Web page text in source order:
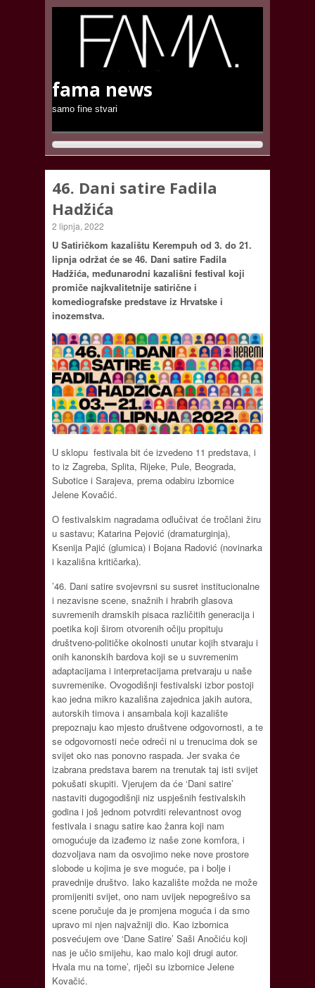
fama news
samo fine stvari
46. Dani satire Fadila
Hadžića
2 lipnja, 2022
U Satiričkom kazalištu Kerempuh od 3. do 21.
lipnja održat će se 46. Dani satire Fadila
Hadžića, međunarodni kazališni festival koji
promiče najkvalitetnije satirične i
komediografske predstave iz Hrvatske i
inozemstva.
U sklopu festivala bit će izvedeno 11 predstava, i
to iz Zagreba, Splita, Rijeke, Pule, Beograda,
Subotice i Sarajeva, prema odabiru izbornice
Jelene Kovačić.
O festivalskim nagradama odlučivat će tročlani žiru
u sastavu; Katarina Pejović (dramaturginja),
Ksenija Pajić (glumica) i Bojana Radović (novinarka
i kazališna kritičarka).
’46. Dani satire svojevrsni su susret institucionalne
i nezavisne scene, snažnih i hrabrih glasova
suvremenih dramskih pisaca različitih generacija i
poetika koji širom otvorenih očiju propituju
društveno-političke okolnosti unutar kojih stvaraju i
onih kanonskih bardova koji se u suvremenim
adaptacijama i interpretacijama pretvaraju u naše
suvremenike. Ovogodišnji festivalski izbor postoji
kao jedna mikro kazališna zajednica jakih autora,
autorskih timova i ansambala koji kazalište
prepoznaju kao mjesto društvene odgovornosti, a te
se odgovornosti neće odreći ni u trenucima dok se
svijet oko nas ponovno raspada. Jer svaka će
izabrana predstava barem na trenutak taj isti svijet
pokušati skupiti. Vjerujem da će ‘Dani satire’
nastaviti dugogodišnji niz uspješnih festivalskih
godina i još jednom potvrditi relevantnost ovog
festivala i snagu satire kao žanra koji nam
omogućuje da izađemo iz naše zone komfora, i
dozvoljava nam da osvojimo neke nove prostore
slobode u kojima je sve moguće, pa i bolje i
pravednije društvo. Iako kazalište možda ne može
promijeniti svijet, ono nam uvijek nepogrešivo sa
scene poručuje da je promjena moguća i da smo
upravo mi njen najvažniji dio. Kao izbornica
posvećujem ove ‘Dane Satire’ Saši Anočiću koji
nas je učio smijehu, kao malo koji drugi autor.
Hvala mu na tome’, riječi su izbornice Jelene
Kovačić.